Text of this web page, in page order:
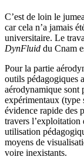
C’est de loin le
car cela n’a jamais
universitaire. Le
DynFluid du Cnam
Pour la partie
outils pédagogiques
aérodynamique sont
expérimentaux (type
évidence rapide des
travers l’exploitation
utilisation
moyens de
voire inexistants.